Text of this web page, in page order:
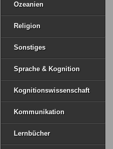
Ozeanien
Religion
Sonstiges
Sprache & Kognition
Kognitionswissenschaft
Kommunikation
Lernbücher